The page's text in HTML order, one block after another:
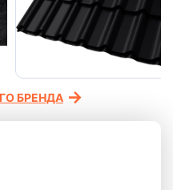
БРЕНДА